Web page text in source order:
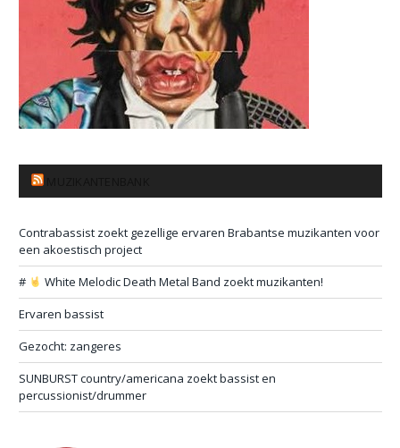
Contrabassist zoekt gezellige ervaren Brabantse muzikanten voor
een akoestisch project
#
White Melodic Death Metal Band zoekt muzikanten!
Ervaren bassist
Gezocht: zangeres
SUNBURST country/americana zoekt bassist en
percussionist/drummer